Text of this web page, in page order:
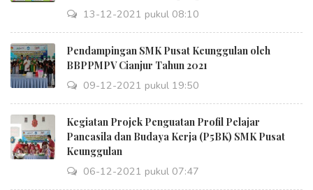
13-12-2021 pukul 08:10
Pendampingan SMK Pusat Keunggulan oleh
BBPPMPV Cianjur Tahun 2021
09-12-2021 pukul 19:50
Kegiatan Projek Penguatan Profil Pelajar
Pancasila dan Budaya Kerja (P5BK) SMK Pusat
Keunggulan
06-12-2021 pukul 07:47